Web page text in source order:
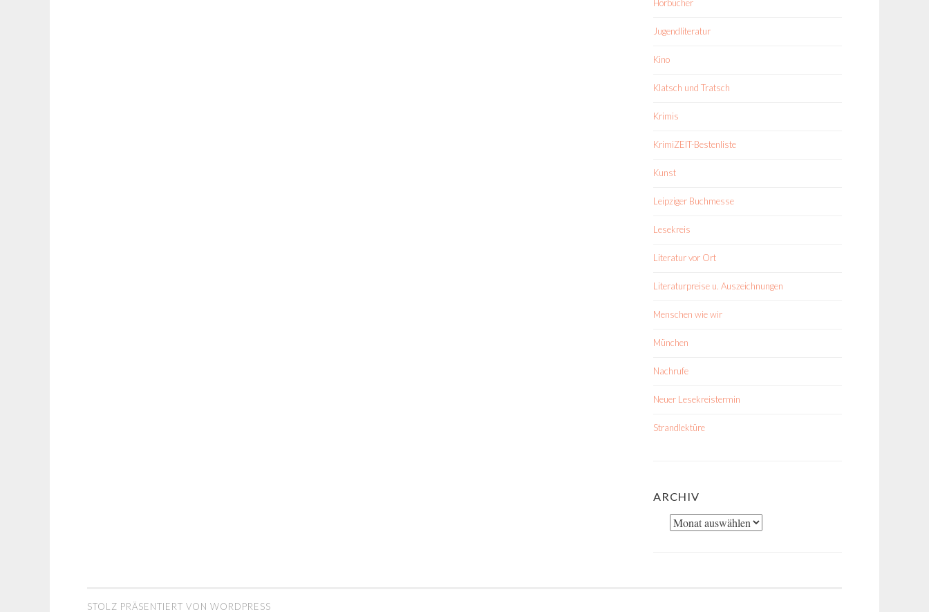
Hörbücher
Jugendliteratur
Kino
Klatsch und Tratsch
Krimis
KrimiZEIT-Bestenliste
Kunst
Leipziger Buchmesse
Lesekreis
Literatur vor Ort
Literaturpreise u. Auszeichnungen
Menschen wie wir
München
Nachrufe
Neuer Lesekreistermin
Strandlektüre
ARCHIV
Archiv
STOLZ PRÄSENTIERT VON WORDPRESS